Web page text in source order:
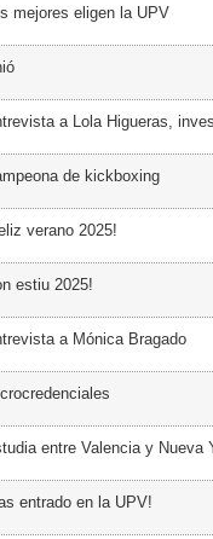
mejores eligen la UPV
a Lola Higueras,
de kickboxing
verano 2025!
estiu 2025!
a Mónica Bragado
entre Valencia y Nueva
entrado en la UPV!